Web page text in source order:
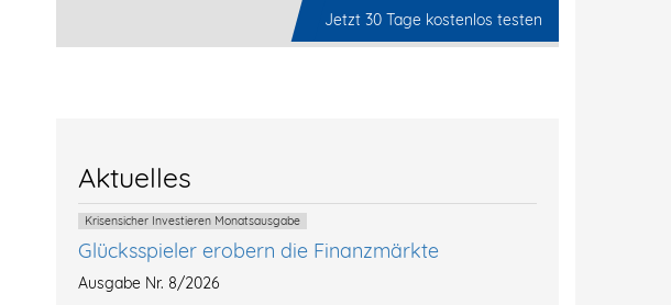
Jetzt 30 Tage kostenlos testen
Aktuelles
Krisensicher Investieren Monatsausgabe
Glücksspieler erobern die Finanzmärkte
Ausgabe Nr. 8/2026